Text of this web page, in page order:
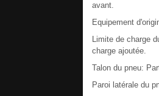
avant.
Equipement
Limite de charge
charge ajoutée.
Talon du pneu:
Paroi latérale du